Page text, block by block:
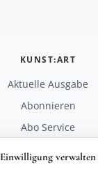
Einwilligung verwalten
KUNST:ART
Aktuelle Ausgabe
Abonnieren
Abo Service